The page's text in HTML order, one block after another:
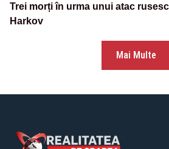
Trei morți în urma unui atac
Harkov
Mai Multe